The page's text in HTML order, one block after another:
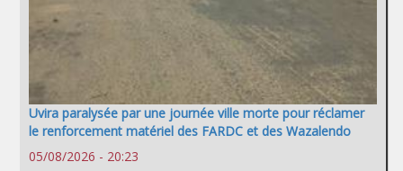
Uvira paralysée par une journée ville morte pour réclamer
le renforcement matériel des FARDC et des Wazalendo
05/08/2026 - 20:23